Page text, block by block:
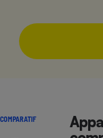
COMPARATIF